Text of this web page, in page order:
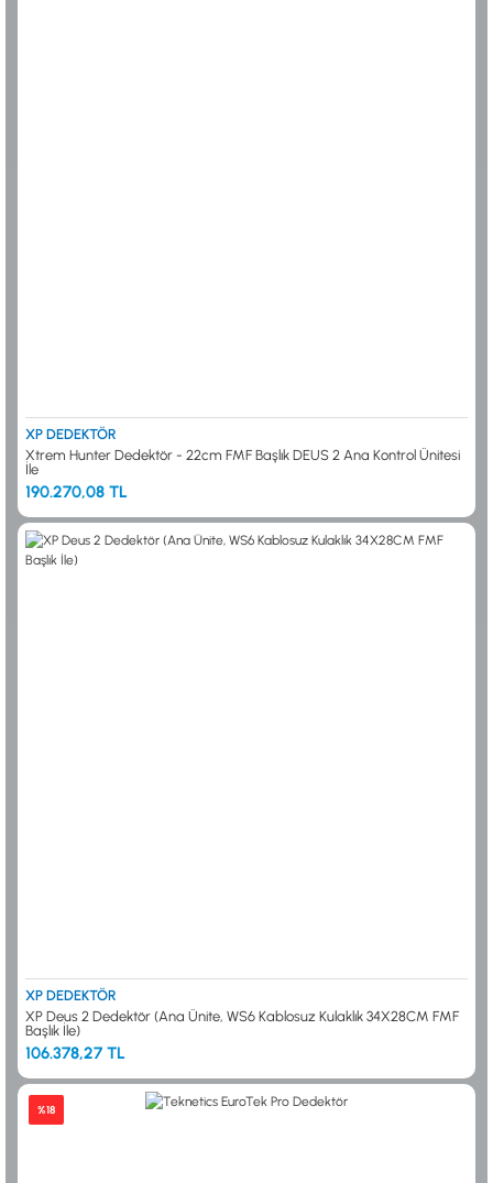
XP DEDEKTÖR
Xtrem Hunter Dedektör - 22cm FMF Başlık DEUS 2 Ana Kontrol Ünitesi
İle
190.270,08 TL
XP DEDEKTÖR
XP Deus 2 Dedektör (Ana Ünite, WS6 Kablosuz Kulaklık 34X28CM FMF
Başlık İle)
106.378,27 TL
%18